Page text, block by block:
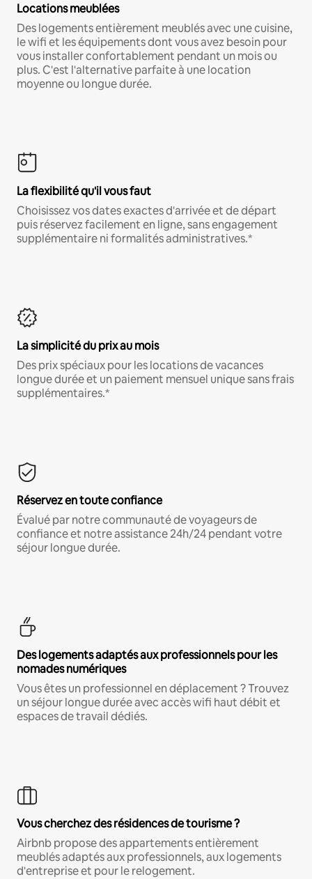
Locations meublées
Des logements entièrement meublés avec une cuisine,
le wifi et les équipements dont vous avez besoin pour
vous installer confortablement pendant un mois ou
plus. C'est l'alternative parfaite à une location
moyenne ou longue durée.
La flexibilité qu'il vous faut
Choisissez vos dates exactes d'arrivée et de départ
puis réservez facilement en ligne, sans engagement
supplémentaire ni formalités administratives.*
La simplicité du prix au mois
Des prix spéciaux pour les locations de vacances
longue durée et un paiement mensuel unique sans frais
supplémentaires.*
Réservez en toute confiance
Évalué par notre communauté de voyageurs de
confiance et notre assistance 24h/24 pendant votre
séjour longue durée.
Des logements adaptés aux professionnels pour les
nomades numériques
Vous êtes un professionnel en déplacement ? Trouvez
un séjour longue durée avec accès wifi haut débit et
espaces de travail dédiés.
Vous cherchez des résidences de tourisme ?
Airbnb propose des appartements entièrement
meublés adaptés aux professionnels, aux logements
d'entreprise et pour le relogement.